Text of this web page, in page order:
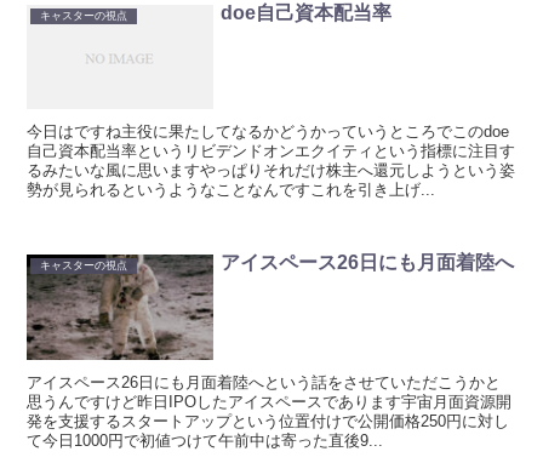
キャスターの視点 doe自己資本配当率
今日はですね主役に果たしてなるかどうかっていうところでこのdoe
自己資本配当率というリビデンドオンエクイティという指標に注目す
るみたいな風に思いますやっぱりそれだけ株主へ還元しようという姿
勢が見られるというようなことなんですこれを引き上げ...
キャスターの視点 アイスペース26日にも月面着陸へ
アイスペース26日にも月面着陸へという話をさせていただこうかと
思うんですけど昨日IPOしたアイスペースであります宇宙月面資源開
発を支援するスタートアップという位置付けで公開価格250円に対し
て今日1000円で初値つけて午前中は寄った直後9...